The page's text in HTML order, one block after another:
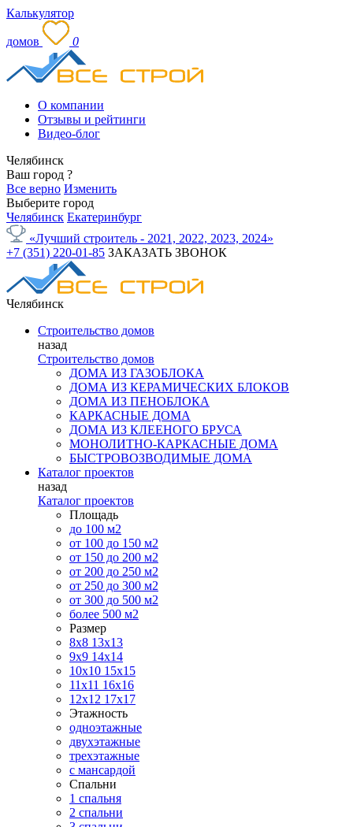
Калькулятор
домов 0
О компании
Отзывы и рейтинги
Видео-блог
Челябинск
Ваш город ?
Все верно Изменить
Выберите город
Челябинск Екатеринбург
«Лучший строитель - 2021, 2022, 2023, 2024»
+7 (351) 220-01-85 ЗАКАЗАТЬ ЗВОНОК
Челябинск
Строительство домов
назад
Строительство домов
ДОМА ИЗ ГАЗОБЛОКА
ДОМА ИЗ КЕРАМИЧЕСКИХ БЛОКОВ
ДОМА ИЗ ПЕНОБЛОКА
КАРКАСНЫЕ ДОМА
ДОМА ИЗ КЛЕЕНОГО БРУСА
МОНОЛИТНО-КАРКАСНЫЕ ДОМА
БЫСТРОВОЗВОДИМЫЕ ДОМА
Каталог проектов
назад
Каталог проектов
Площадь
до 100 м2
от 100 до 150 м2
от 150 до 200 м2
от 200 до 250 м2
от 250 до 300 м2
от 300 до 500 м2
более 500 м2
Размер
8х8 13х13
9х9 14х14
10х10 15х15
11x11 16х16
12х12 17х17
Этажность
одноэтажные
двухэтажные
трехэтажные
с мансардой
Спальни
1 спальня
2 спальни